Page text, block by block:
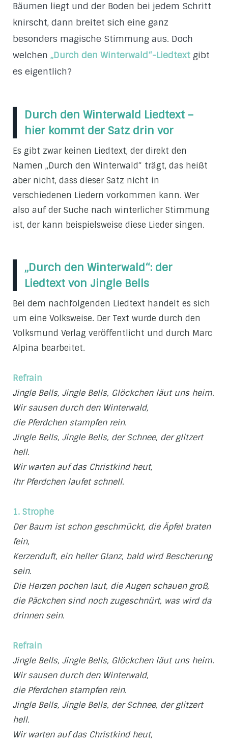
Bäumen liegt und der Boden bei jedem Schritt
knirscht, dann breitet sich eine ganz
besonders magische Stimmung aus. Doch
welchen „Durch den Winterwald“-Liedtext gibt
es eigentlich?
Durch den Winterwald Liedtext –
hier kommt der Satz drin vor
Es gibt zwar keinen Liedtext, der direkt den
Namen „Durch den Winterwald“ trägt, das heißt
aber nicht, dass dieser Satz nicht in
verschiedenen Liedern vorkommen kann. Wer
also auf der Suche nach winterlicher Stimmung
ist, der kann beispielsweise diese Lieder singen.
„Durch den Winterwald“: der
Liedtext von Jingle Bells
Bei dem nachfolgenden Liedtext handelt es sich
um eine Volksweise. Der Text wurde durch den
Volksmund Verlag veröffentlicht und durch Marc
Alpina bearbeitet.
Refrain
Jingle Bells, Jingle Bells, Glöckchen läut uns heim.
Wir sausen durch den Winterwald,
die Pferdchen stampfen rein.
Jingle Bells, Jingle Bells, der Schnee, der glitzert
hell.
Wir warten auf das Christkind heut,
Ihr Pferdchen laufet schnell.
1. Strophe
Der Baum ist schon geschmückt, die Äpfel braten
fein,
Kerzenduft, ein heller Glanz, bald wird Bescherung
sein.
Die Herzen pochen laut, die Augen schauen groß,
die Päckchen sind noch zugeschnürt, was wird da
drinnen sein.
Refrain
Jingle Bells, Jingle Bells, Glöckchen läut uns heim.
Wir sausen durch den Winterwald,
die Pferdchen stampfen rein.
Jingle Bells, Jingle Bells, der Schnee, der glitzert
hell.
Wir warten auf das Christkind heut,